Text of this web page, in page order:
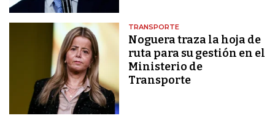
TRANSPORTE
Noguera traza la hoja de
ruta para su gestión en el
Ministerio de
Transporte